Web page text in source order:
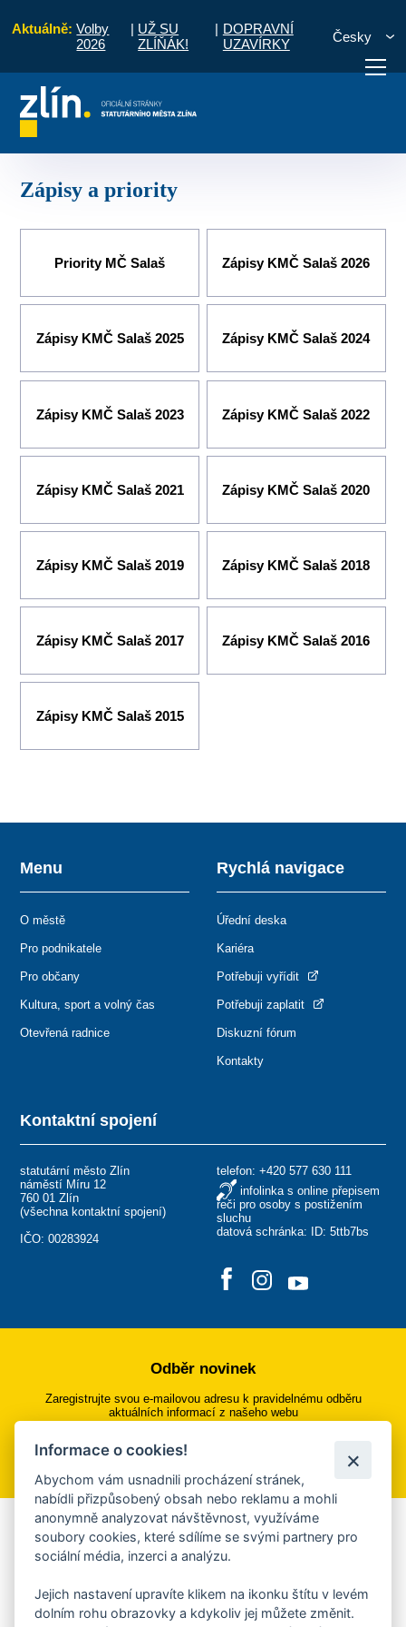
Aktuálně: Volby
2026
| UŽ SU
ZLÍŇÁK!
| DOPRAVNÍ
UZAVÍRKY
Česky
vyřídit Potřebuji zaplatit
Zápisy a priority
Priority MČ Salaš Zápisy KMČ Salaš 2026
Zápisy KMČ Salaš 2025 Zápisy KMČ Salaš 2024
Zápisy KMČ Salaš 2023 Zápisy KMČ Salaš 2022
Zápisy KMČ Salaš 2021 Zápisy KMČ Salaš 2020
Zápisy KMČ Salaš 2019 Zápisy KMČ Salaš 2018
Zápisy KMČ Salaš 2017 Zápisy KMČ Salaš 2016
Zápisy KMČ Salaš 2015
Kontaktní spojení
statutární město Zlín
náměstí Míru 12
760 01 Zlín
(všechna kontaktní spojení)
IČO: 00283924
telefon: +420 577 630 111
infolinka s online přepisem
řeči pro osoby s postižením
sluchu
datová schránka: ID: 5ttb7bs
Menu
O městě
Pro podnikatele
Pro občany
Kultura, sport a volný čas
Otevřená radnice
Rychlá navigace
Úřední deska
Kariéra
Potřebuji vyřídit
Potřebuji zaplatit
Diskuzní fórum
Kontakty
Odběr novinek
Zaregistrujte svou e-mailovou adresu k pravidelnému odběru
aktuálních informací z našeho webu
Přihlásit se k odběru
Aplikace Mobilní rozhlas
Chcete dostávat do svého mobilu či mailu upozornění na
ankety, pozvánky na kulturní a sportovní akce?
Více informací o aplikaci
Informace o cookies!
Abychom vám usnadnili procházení stránek,
nabídli přizpůsobený obsah nebo reklamu a mohli
anonymně analyzovat návštěvnost, využíváme
soubory cookies, které sdílíme se svými partnery pro
sociální média, inzerci a analýzu.
Jejich nastavení upravíte klikem na ikonku štítu v levém
dolním rohu obrazovky a kdykoliv jej můžete změnit.